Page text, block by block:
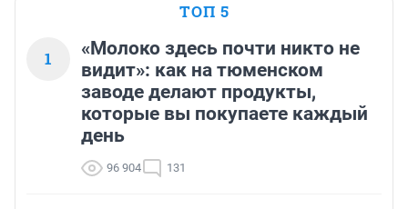
ТОП 5
1
«Молоко здесь почти никто не
видит»: как на тюменском
заводе делают продукты,
которые вы покупаете каждый
день
96 904 131